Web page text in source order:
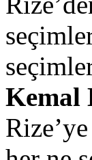
Kemal